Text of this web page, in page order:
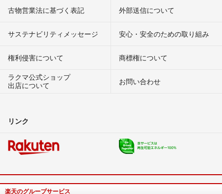
古物営業法に基づく表記 外部送信について
サステナビリティメッセージ 安心・安全のための取り組み
権利侵害について
商標権について
ラクマ公式ショップ
出店について
お問い合わせ
リンク
楽天のグループサービス